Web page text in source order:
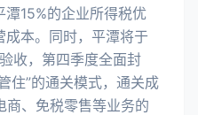
15%的企业所得税优
本。同时，平潭将于
收，第四季度全面封
住”的通关模式，通关成
商、免税零售等业务的